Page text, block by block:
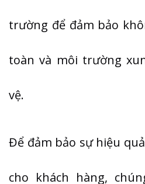
trường để đảm bảo
toàn và môi trường
vệ.
Để đảm bảo sự hiệu
cho khách hàng,